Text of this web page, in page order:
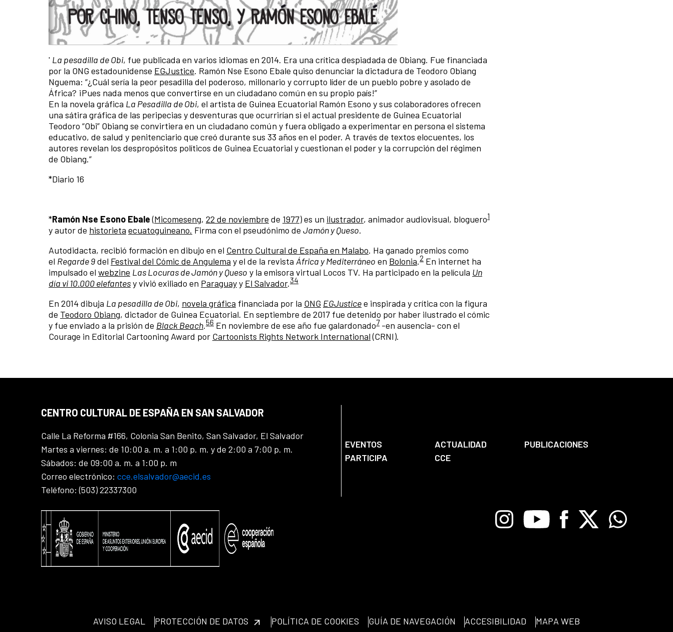
' La pesadilla de Obi, fue publicada en varios idiomas en 2014. Era una crítica despiadada de Obiang. Fue financiada
por la ONG estadounidense EGJustice. Ramón Nse Esono Ebale quiso denunciar la dictadura de Teodoro Obiang
Nguema: “¿Cuál sería la peor pesadilla del poderoso, millonario y corrupto líder de un pueblo pobre y asolado de
África? ¡Pues nada menos que convertirse en un ciudadano común en su propio país!”
En la novela gráfica La Pesadilla de Obi, el artista de Guinea Ecuatorial Ramón Esono y sus colaboradores ofrecen
una sátira gráfica de las peripecias y desventuras que ocurrirían si el actual presidente de Guinea Ecuatorial
Teodoro “Obi” Obiang se convirtiera en un ciudadano común y fuera obligado a experimentar en persona el sistema
educativo, de salud y penitenciario que creó durante sus 33 años en el poder. A través de textos elocuentes, los
autores revelan los despropósitos políticos de Guinea Ecuatorial y cuestionan el poder y la corrupción del régimen
de Obiang.”
*Diario 16
*Ramón Nse Esono Ebale(Micomeseng, 22 de noviembre de 1977) es un ilustrador, animador audiovisual, bloguero1
y autor de historieta ecuatoguineano. Firma con el pseudónimo de Jamón y Queso.
Autodidacta, recibió formación en dibujo en el Centro Cultural de España en Malabo. Ha ganado premios como
el Regarde 9del Festival del Cómic de Angulema y el de la revista África y Mediterráneo en Bolonia.2 ​ En internet ha
impulsado el webzine Las Locuras de Jamón y Queso y la emisora virtual Locos TV. Ha participado en la película Un
día vi 10.000 elefantesy vivió exiliado en Paraguayy El Salvador.34
En 2014 dibuja La pesadilla de Obi, novela gráfica financiada por la ONG EGJusticee inspirada y crítica con la figura
de Teodoro Obiang, dictador de Guinea Ecuatorial. En septiembre de 2017 fue detenido por haber ilustrado el cómic
y fue enviado a la prisión de Black Beach.56 ​ En noviembre de ese año fue galardonado7 ​ -en ausencia- con el
Courage in Editorial Cartooning Award por Cartoonists Rights Network International(CRNI).
CENTRO CULTURAL DE ESPAÑA EN SAN SALVADOR
Calle La Reforma #166, Colonia San Benito, San Salvador, El Salvador
Martes a viernes: de 10:00 a. m. a 1:00 p. m. y de 2:00 a 7:00 p. m.
Sábados: de 09:00 a. m. a 1:00 p. m
Correo electrónico: cce.elsalvador@aecid.es
Teléfono: (503) 22337300
EVENTOS ACTUALIDAD
PUBLICACIONES
PARTICIPA
CCE
InstagramYoutube Facebook
X Whatsapp
AVISO LEGAL PROTECCIÓN DE DATOS POLÍTICA DE COOKIES GUÍA DE NAVEGACIÓN ACCESIBILIDAD MAPA WEB